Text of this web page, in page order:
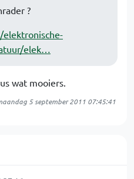
?
elek…
wat mooiers.
5 september 2011 07:45:41